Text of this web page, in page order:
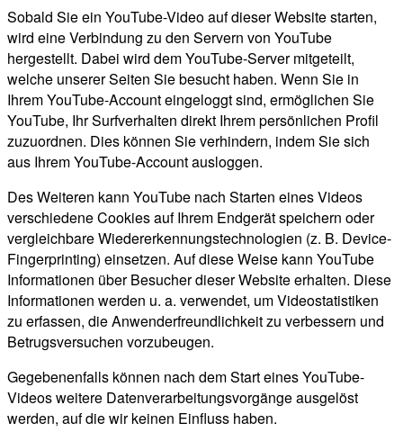
Sobald Sie ein YouTube-Video auf dieser Website starten,
wird eine Verbindung zu den Servern von YouTube
hergestellt. Dabei wird dem YouTube-Server mitgeteilt,
welche unserer Seiten Sie besucht haben. Wenn Sie in
Ihrem YouTube-Account eingeloggt sind, ermöglichen Sie
YouTube, Ihr Surfverhalten direkt Ihrem persönlichen Profil
zuzuordnen. Dies können Sie verhindern, indem Sie sich
aus Ihrem YouTube-Account ausloggen.
Des Weiteren kann YouTube nach Starten eines Videos
verschiedene Cookies auf Ihrem Endgerät speichern oder
vergleichbare Wiedererkennungstechnologien (z. B. Device-
Fingerprinting) einsetzen. Auf diese Weise kann YouTube
Informationen über Besucher dieser Website erhalten. Diese
Informationen werden u. a. verwendet, um Videostatistiken
zu erfassen, die Anwenderfreundlichkeit zu verbessern und
Betrugsversuchen vorzubeugen.
Gegebenenfalls können nach dem Start eines YouTube-
Videos weitere Datenverarbeitungsvorgänge ausgelöst
werden, auf die wir keinen Einfluss haben.